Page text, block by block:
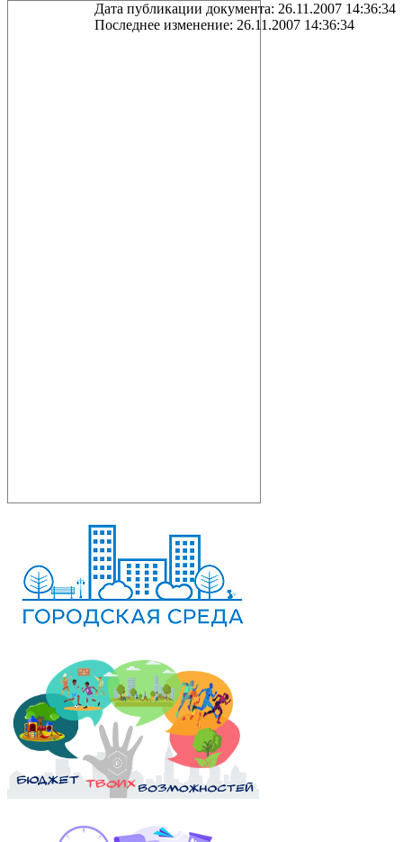
Дата публикации документа: 26.11.2007 14:36:34
Последнее изменение: 26.11.2007 14:36:34